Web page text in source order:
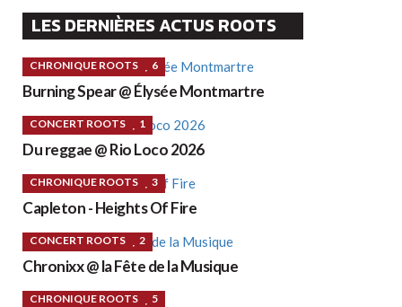
LES DERNIÈRES ACTUS ROOTS
CHRONIQUE ROOTS 6
Burning Spear @ Élysée Montmartre
CONCERT ROOTS 1
Du reggae @ Rio Loco 2026
CHRONIQUE ROOTS 3
Capleton - Heights Of Fire
CONCERT ROOTS 2
Chronixx @ la Fête de la Musique
CHRONIQUE ROOTS 5